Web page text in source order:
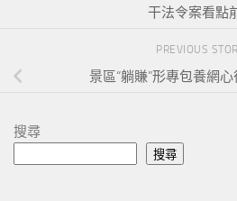
干法令案看點
PREVIOUS
景區“躺賺”形專包養網
搜尋
搜尋